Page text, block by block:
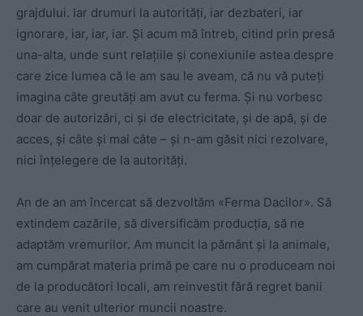
grajdului. Iar drumuri la autorități, iar dezbateri, iar
ignorare, iar, iar, iar. Și acum mă întreb, citind prin presă
una-alta, unde sunt relațiile și conexiunile astea despre
care zice lumea că le am sau le aveam, că nu vă puteți
imagina câte greutăți am avut cu ferma. Și nu vorbesc
doar de autorizări, ci și de electricitate, și de apă, și de
acces, și câte și mai câte – și n-am găsit nici rezolvare,
nici înțelegere de la autorități.
An de an am încercat să dezvoltăm «Ferma Dacilor». Să
extindem cazările, să diversificăm producția, să ne
adaptăm vremurilor. Am muncit la pământ și la animale,
am cumpărat materia primă pe care nu o produceam noi
de la producători locali, am reinvestit fără regret banii
care au venit ulterior muncii noastre.